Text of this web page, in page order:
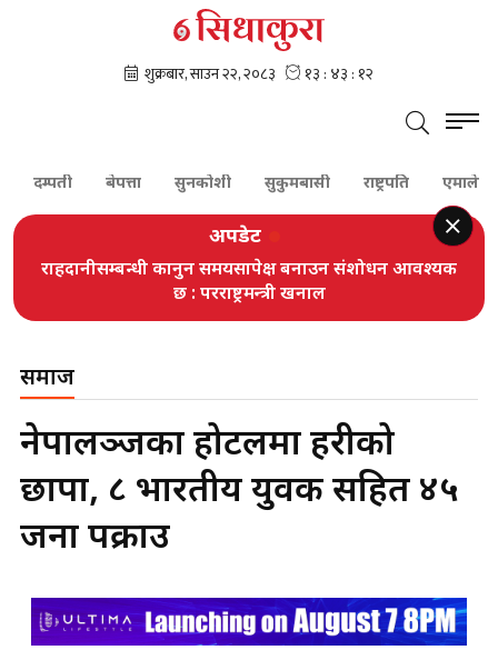
दम्पती बेपत्ता सुनकोशी सुकुमबासी राष्ट्रपति एमाले
अपडेट
राहदानीसम्बन्धी कानुन समयसापेक्ष बनाउन संशोधन आवश्यक
छ : परराष्ट्रमन्त्री खनाल
समाज
नेपालञ्जका होटलमा प्रहरीको
छापा, ८ भारतीय युवक सहित ४५
जना पक्राउ